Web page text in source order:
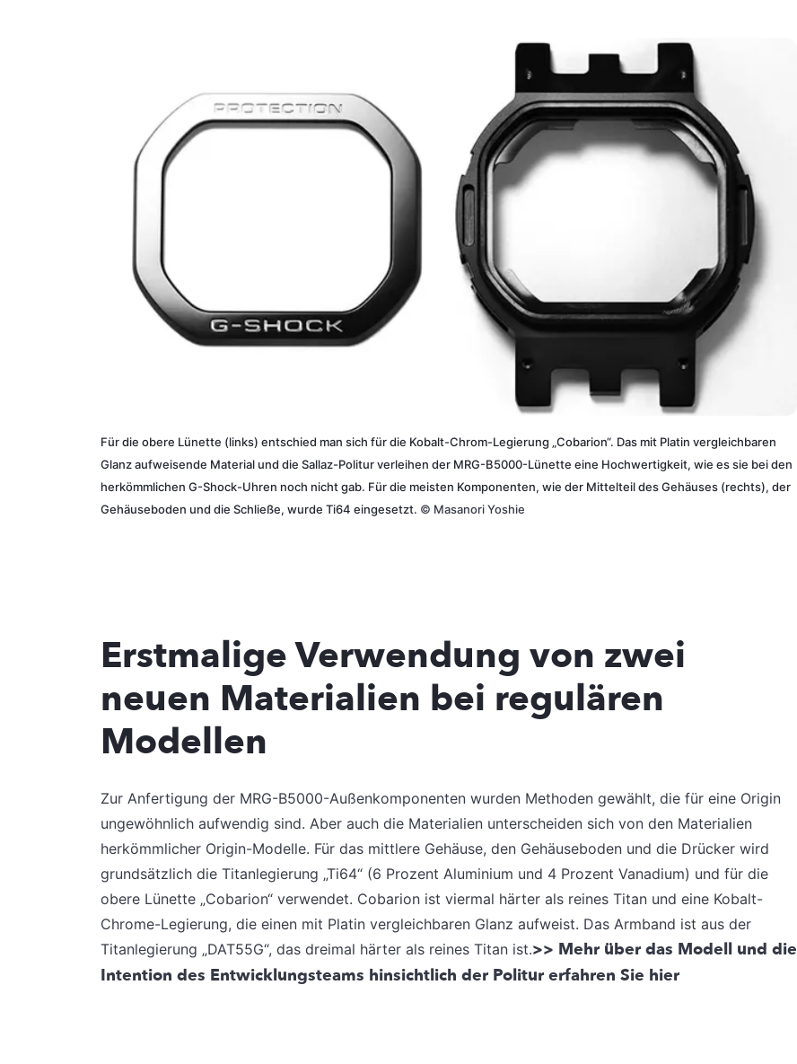
Für die obere Lünette (links) entschied man sich für die Kobalt-Chrom-Legierung „Cobarion“. Das mit Platin vergleichbaren
Glanz aufweisende Material und die Sallaz-Politur verleihen der MRG-B5000-Lünette eine Hochwertigkeit, wie es sie bei den
herkömmlichen G-Shock-Uhren noch nicht gab. Für die meisten Komponenten, wie der Mittelteil des Gehäuses (rechts), der
Gehäuseboden und die Schließe, wurde Ti64 eingesetzt. © Masanori Yoshie
Erstmalige Verwendung von zwei
neuen Materialien bei regulären
Modellen
Zur Anfertigung der MRG-B5000-Außenkomponenten wurden Methoden gewählt, die für eine Origin
ungewöhnlich aufwendig sind. Aber auch die Materialien unterscheiden sich von den Materialien
herkömmlicher Origin-Modelle. Für das mittlere Gehäuse, den Gehäuseboden und die Drücker wird
grundsätzlich die Titanlegierung „Ti64“ (6 Prozent Aluminium und 4 Prozent Vanadium) und für die
obere Lünette „Cobarion“ verwendet. Cobarion ist viermal härter als reines Titan und eine Kobalt-
Chrome-Legierung, die einen mit Platin vergleichbaren Glanz aufweist. Das Armband ist aus der
Titanlegierung „DAT55G“, das dreimal härter als reines Titan ist.>> Mehr über das Modell und die
Intention des Entwicklungsteams hinsichtlich der Politur erfahren Sie hier